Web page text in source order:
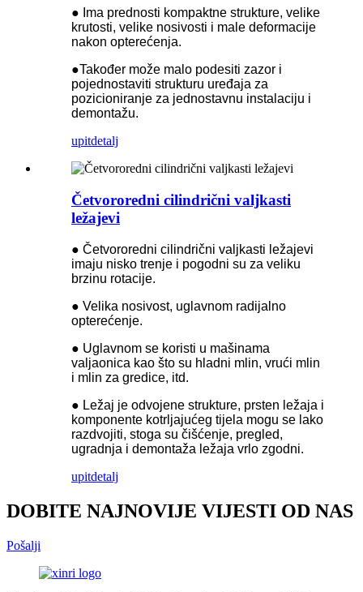
● Ima prednosti kompaktne strukture, velike
krutosti, velike nosivosti i male deformacije
nakon opterećenja.
●Također može malo podesiti zazor i
pojednostaviti strukturu uređaja za
pozicioniranje za jednostavnu instalaciju i
demontažu.
upitdetalj
Četvororedni cilindrični valjkasti
ležajevi
● Četvororedni cilindrični valjkasti ležajevi
imaju nisko trenje i pogodni su za veliku
brzinu rotacije.
● Velika nosivost, uglavnom radijalno
opterećenje.
● Uglavnom se koristi u mašinama
valjaonica kao što su hladni mlin, vrući mlin
i mlin za gredice, itd.
● Ležaj je odvojene strukture, prsten ležaja i
komponente kotrljajućeg tijela mogu se lako
razdvojiti, stoga su čišćenje, pregled,
ugradnja i demontaža ležaja vrlo zgodni.
upitdetalj
DOBITE NAJNOVIJE VIJESTI OD NAS
Pošalji